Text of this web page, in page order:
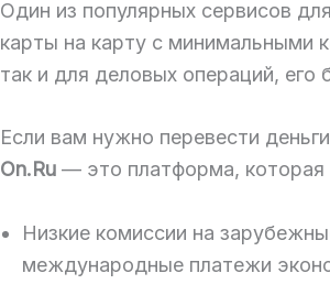
Один из популярных сервисов
карты на карту с минимальными
так и для деловых операций,
Если вам нужно перевести
On.Ru — это платформа, которая
Низкие комиссии на
международные платежи